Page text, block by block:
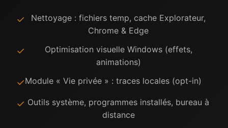
✓
Nettoyage : fichiers temp, cache Explorateur,
Chrome & Edge
✓
Optimisation visuelle Windows (effets,
animations)
✓Module « Vie privée » : traces locales (opt-in)
✓ Outils système, programmes installés, bureau à
distance